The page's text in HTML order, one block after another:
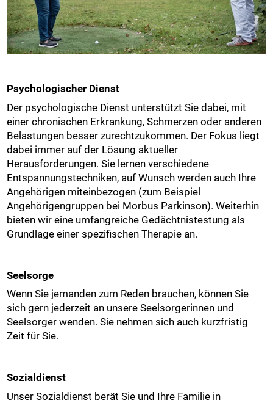
Psychologischer Dienst
Der psychologische Dienst unterstützt Sie dabei, mit
einer chronischen Erkrankung, Schmerzen oder anderen
Belastungen besser zurechtzukommen. Der Fokus liegt
dabei immer auf der Lösung aktueller
Herausforderungen. Sie lernen verschiedene
Entspannungstechniken, auf Wunsch werden auch Ihre
Angehörigen miteinbezogen (zum Beispiel
Angehörigengruppen bei Morbus Parkinson). Weiterhin
bieten wir eine umfangreiche Gedächtnistestung als
Grundlage einer spezifischen Therapie an.
Seelsorge
Wenn Sie jemanden zum Reden brauchen, können Sie
sich gern jederzeit an unsere Seelsorgerinnen und
Seelsorger wenden. Sie nehmen sich auch kurzfristig
Zeit für Sie.
Sozialdienst
Unser Sozialdienst berät Sie und Ihre Familie in